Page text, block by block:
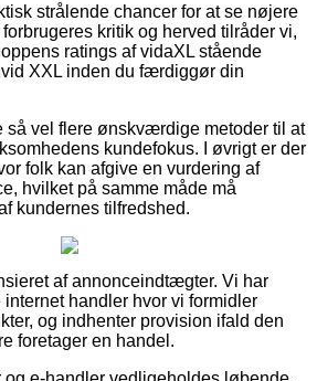
strålende chancer for at se nøjere
kritik og herved tilråder vi,
ratings af vidaXL stående
XXL inden du færdiggør din
så vel flere ønskværdige metoder til at
kundefokus. I øvrigt er der
folk kan afgive en vurdering af
hvilket på samme måde må
kundernes tilfredshed.
af annonceindtægter. Vi har
handler hvor vi formidler
og indhenter provision ifald den
foretager en handel.